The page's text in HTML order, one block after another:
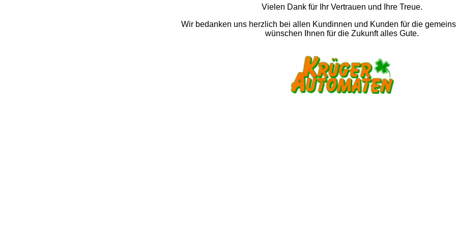
Vielen Dank für Ihr Vertrauen und Ihre Treue.
Wir bedanken uns herzlich bei allen Kundinnen und Kunden für die
wünschen Ihnen für die Zukunft alles Gute.